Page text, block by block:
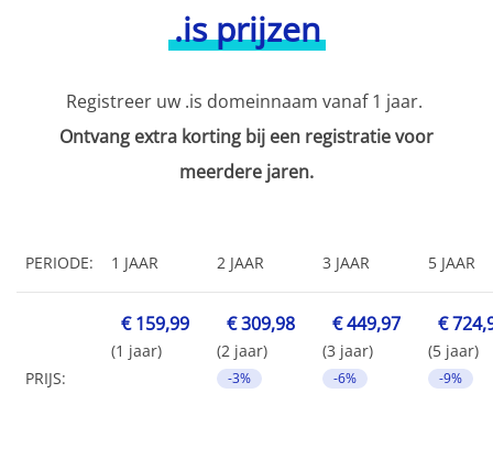
.is prijzen
Registreer uw .is domeinnaam vanaf 1 jaar.
Ontvang extra korting bij een registratie voor
meerdere jaren.
PERIODE: 1 JAAR 2 JAAR 3 JAAR 5 JAAR
PRIJS:
€ 159,99
(1 jaar)
€ 309,98
(2 jaar)
-3%
€ 449,97
(3 jaar)
-6%
€
(5 jaar)
-9%